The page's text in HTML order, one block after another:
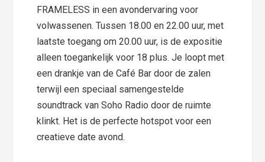
FRAMELESS in een avondervaring voor
volwassenen. Tussen 18.00 en 22.00 uur, met
laatste toegang om 20.00 uur, is de expositie
alleen toegankelijk voor 18 plus. Je loopt met
een drankje van de Café Bar door de zalen
terwijl een speciaal samengestelde
soundtrack van Soho Radio door de ruimte
klinkt. Het is de perfecte hotspot voor een
creatieve date avond.